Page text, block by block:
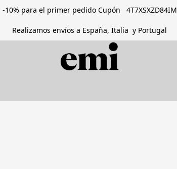
-10% para el primer pedido Cupón 4T7XSXZD84IM
Realizamos envíos a España, Italia y Portugal